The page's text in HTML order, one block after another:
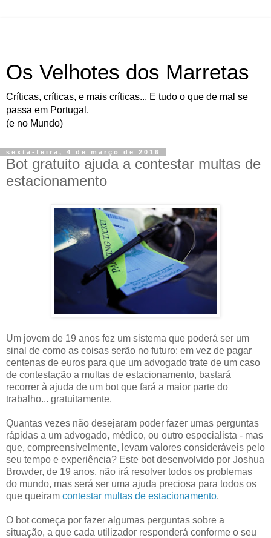
Os Velhotes dos Marretas
Críticas, críticas, e mais críticas... E tudo o que de mal se
passa em Portugal.
(e no Mundo)
sexta-feira, 4 de março de 2016
Bot gratuito ajuda a contestar multas de
estacionamento
Um jovem de 19 anos fez um sistema que poderá ser um
sinal de como as coisas serão no futuro: em vez de pagar
centenas de euros para que um advogado trate de um caso
de contestação a multas de estacionamento, bastará
recorrer à ajuda de um bot que fará a maior parte do
trabalho... gratuitamente.
Quantas vezes não desejaram poder fazer umas perguntas
rápidas a um advogado, médico, ou outro especialista - mas
que, compreensivelmente, levam valores consideráveis pelo
seu tempo e experiência? Este bot desenvolvido por Joshua
Browder, de 19 anos, não irá resolver todos os problemas
do mundo, mas será ser uma ajuda preciosa para todos os
que queiram contestar multas de estacionamento.
O bot começa por fazer algumas perguntas sobre a
situação, a que cada utilizador responderá conforme o seu